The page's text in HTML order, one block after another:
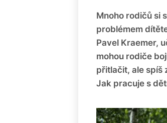
Mnoho rodičů si
problémem
Pavel Kraemer,
mohou rodiče
přitlačit, ale spíš
Jak pracuje s